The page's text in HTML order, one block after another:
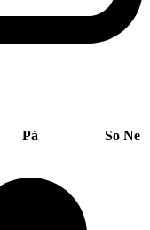
Pá So Ne